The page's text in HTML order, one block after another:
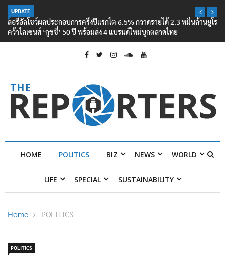
UPDATE
ลอรีอัลโชว์ผลประกอบการครึ่งปีแรกโต 6.5% กวาดรายได้ 2.3 หมื่นล้านยูโร
คว้าไลเซนส์ ‘กุชชี่’ 50 ปี พร้อมส่ง 4 แบรนด์ใหม่บุกตลาดไทย
HOME POLITICS BIZ NEWS WORLD
LIFE SPECIAL SUSTAINABILITY
Home POLITICS
POLITICS